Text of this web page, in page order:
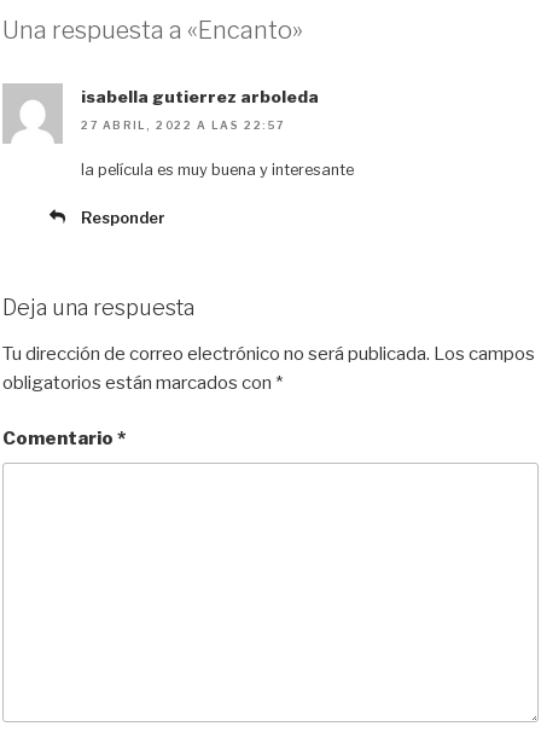
Una respuesta a «Encanto»
isabella gutierrez arboleda
27 ABRIL, 2022 A LAS 22:57
la película es muy buena y interesante
Responder
Deja una respuesta
Tu dirección de correo electrónico no será publicada. Los campos
obligatorios están marcados con *
Comentario *